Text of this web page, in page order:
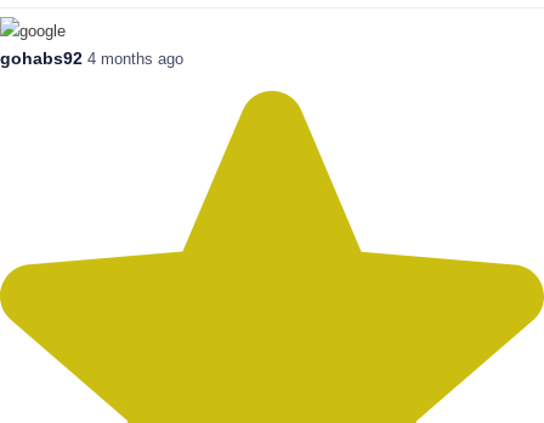
gohabs92 4 months ago